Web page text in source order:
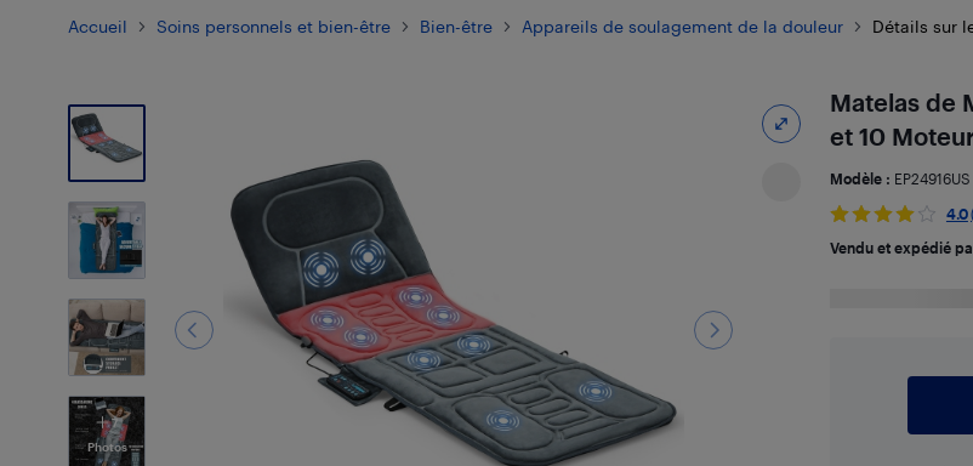
Accueil Soins personnels et bien-être Bien-être Appareils de soulagement de la douleur Détails sur
7
Photos
Matelas de
et 10
Modèle : EP24916US
4.0
Vendu et expédié